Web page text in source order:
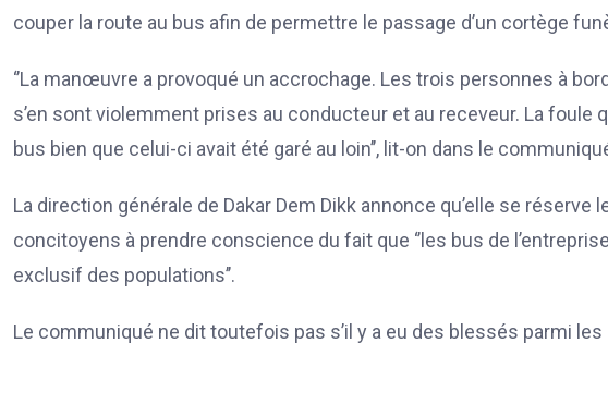
couper la route au bus afin de permettre le passage d’un cortège
‘’La manœuvre a provoqué un accrochage. Les trois personnes à
s’en sont violemment prises au conducteur et au receveur. La foule
bus bien que celui-ci avait été garé au loin’’, lit-on dans le
La direction générale de Dakar Dem Dikk annonce qu’elle se
concitoyens à prendre conscience du fait que ‘’les bus de
exclusif des populations’’.
Le communiqué ne dit toutefois pas s’il y a eu des blessés parmi